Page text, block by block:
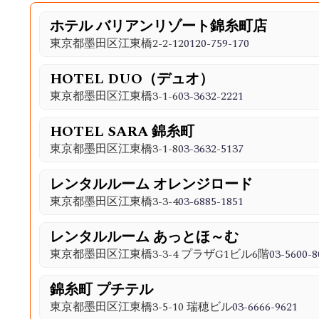
ホテル バリアンリゾート錦糸町店
東京都墨田区江東橋2-2-120120-759-170
HOTEL DUO（デュオ）
東京都墨田区江東橋3-1-603-3632-2221
HOTEL SARA 錦糸町
東京都墨田区江東橋3-1-803-3632-5137
レンタルルーム オレンジロード
東京都墨田区江東橋3-3-403-6885-1851
レンタルルーム あっとほ～む
東京都墨田区江東橋3-3-4 プラザG1ビル6階03-5600-
錦糸町 プチテル
東京都墨田区江東橋3-5-10 瑞穂ビル03-6666-9621